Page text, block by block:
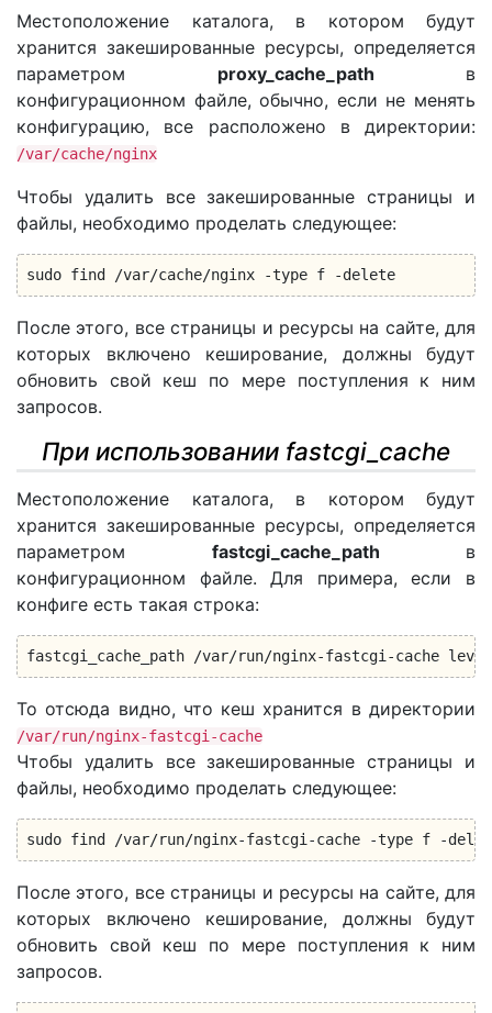
Местоположение каталога, в котором будут
хранится закешированные ресурсы, определяется
параметром proxy_cache_path в
конфигурационном файле, обычно, если не менять
конфигурацию, все расположено в директории:
/var/cache/nginx
Чтобы удалить все закешированные страницы и
файлы, необходимо проделать следующее:
sudo find /var/cache/nginx -type f -delete
После этого, все страницы и ресурсы на сайте, для
которых включено кеширование, должны будут
обновить свой кеш по мере поступления к ним
запросов.
При использовании fastcgi_cache
Местоположение каталога, в котором будут
хранится закешированные ресурсы, определяется
параметром fastcgi_cache_path в
конфигурационном файле. Для примера, если в
конфиге есть такая строка:
fastcgi_cache_path /var/run/nginx-fastcgi-cache
То отсюда видно, что кеш хранится в директории
/var/run/nginx-fastcgi-cache
Чтобы удалить все закешированные страницы и
файлы, необходимо проделать следующее:
sudo find /var/run/nginx-fastcgi-cache -type f -
После этого, все страницы и ресурсы на сайте, для
которых включено кеширование, должны будут
обновить свой кеш по мере поступления к ним
запросов.